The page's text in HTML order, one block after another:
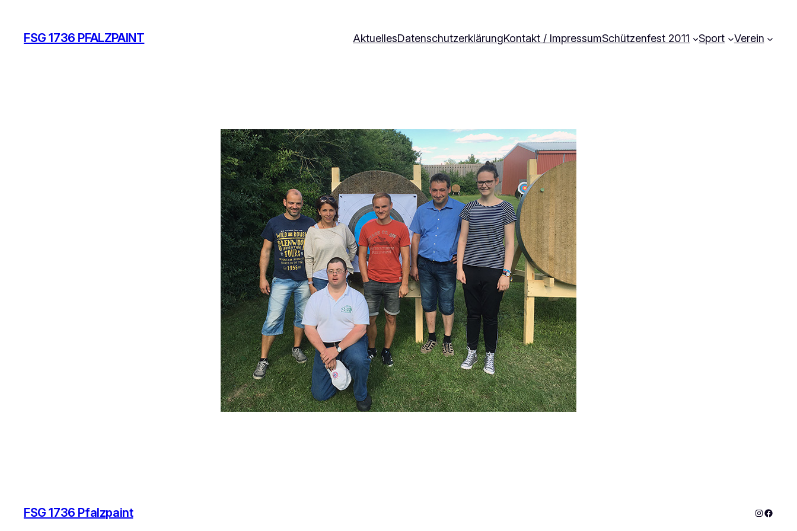
springen
FSG 1736 PFALZPAINT AktuellesDatenschutzerklärungKontakt / ImpressumSchützenfest 2011 Sport Verein
FSG 1736 Pfalzpaint Instagram